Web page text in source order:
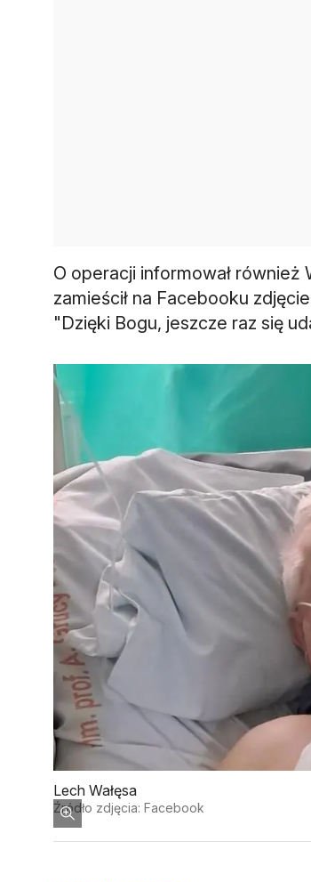
O operacji informował również
zamieścił na Facebooku
"Dzięki Bogu, jeszcze raz się
Lech Wałęsa
Źródło zdjęcia: Facebook